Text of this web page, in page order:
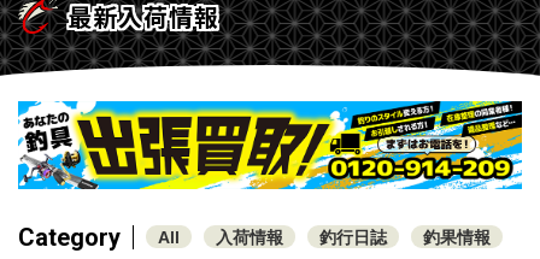
最新入荷情報
Category All 入荷情報 釣行日誌
釣果情報